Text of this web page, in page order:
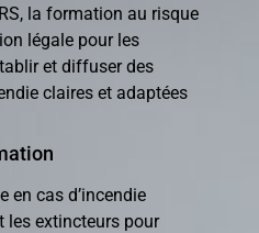
la formation au risque
légale pour les
et diffuser des
claires et adaptées
en cas d’incendie
les extincteurs pour